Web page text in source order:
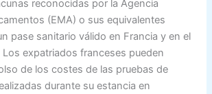
reconocidas por la Agencia
(EMA) o sus equivalentes
pase sanitario válido en Francia y en el
expatriados franceses pueden
de los costes de las pruebas de
durante su estancia en